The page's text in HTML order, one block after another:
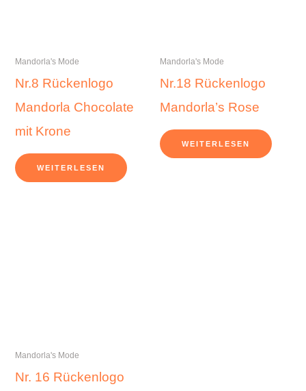
Mandorla's Mode
Nr.8 Rückenlogo
Mandorla Chocolate
mit Krone
WEITERLESEN
Mandorla's Mode
Nr.18 Rückenlogo
Mandorla’s Rose
WEITERLESEN
Mandorla's Mode
Nr. 16 Rückenlogo